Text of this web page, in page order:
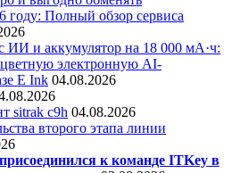
году: Полный обзор сервиса
ИИ и аккумулятор на 18 000 мА·ч:
цветную электронную AI-
E Ink 04.08.2026
sitrak c9h 04.08.2026
второго этапа линии
к команде ITKey в